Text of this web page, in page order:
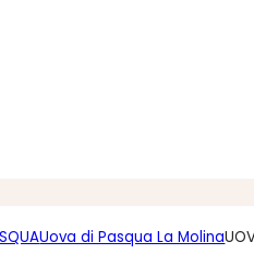
Uova di Pasqua La Molina